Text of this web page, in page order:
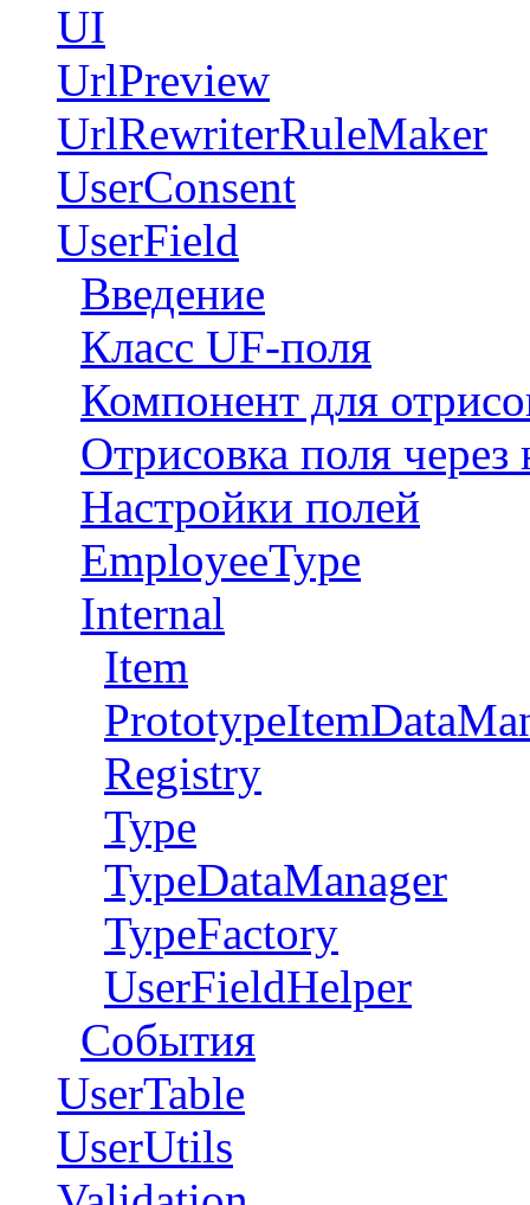
UI
UrlPreview
UrlRewriterRuleMaker
UserConsent
UserField
Введение
Класс UF-поля
Компонент для
Отрисовка поля через
Настройки полей
EmployeeType
Internal
Item
Registry
Type
TypeDataManager
TypeFactory
UserFieldHelper
События
UserTable
UserUtils